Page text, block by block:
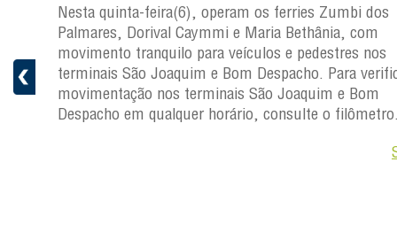
Nesta quinta-feira(6), operam os ferries Zumbi dos
Palmares, Dorival Caymmi e Maria Bethânia, com
movimento tranquilo para veículos e pedestres nos
terminais São Joaquim e Bom Despacho. Para
movimentação nos terminais São Joaquim e Bom
Despacho em qualquer horário, consulte o